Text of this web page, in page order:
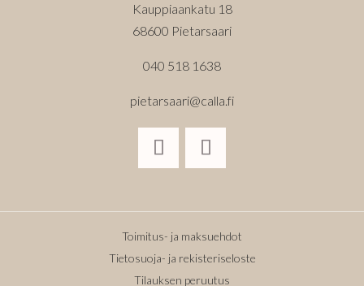
Kauppiaankatu 18
68600 Pietarsaari
040 518 1638
pietarsaari@calla.fi
Toimitus- ja maksuehdot
Tietosuoja- ja rekisteriseloste
Tilauksen peruutus